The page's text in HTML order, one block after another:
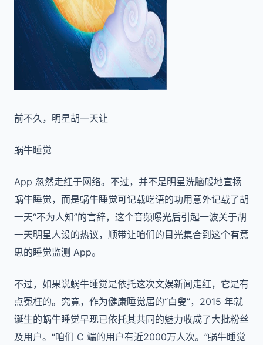
前不久，明星胡一天让
蜗牛睡觉
App 忽然走红于网络。不过，并不是明星洗脑般地宣扬
蜗牛睡觉，而是蜗牛睡觉可记载呓语的功用意外记载了胡
一天“不为人知”的言辞，这个音频曝光后引起一波关于胡
一天明星人设的热议，顺带让咱们的目光集合到这个有意
思的睡觉监测 App。
不过，如果说蜗牛睡觉是依托这次文娱新闻走红，它是有
点冤枉的。究竟，作为健康睡觉届的“白叟”，2015 年就
诞生的蜗牛睡觉早现已依托其共同的魅力收成了大批粉丝
及用户。“咱们 C 端的用户有近2000万人次。”蜗牛睡觉